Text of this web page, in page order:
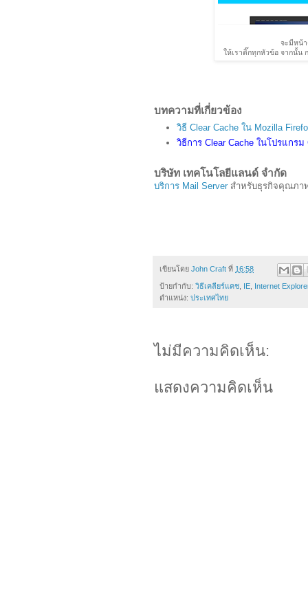
จะมีหน้า
ให้เราติ๊กทุกหัวข้อ จากนั้น
บทความที่เกี่ยวข้อง
วิธี Clear Cache ใน Mozilla
วิธีการ Clear Cache ในโปรแกรม
บริษัท เทคโนโลยีแลนด์ จำกัด
บริการ Mail Server สำหรับธุรกิจคุณภา
เขียนโดย John Craft ที่ 16:58
ป้ายกำกับ: วิธีเคลียร์แคช IE Internet
ตำแหน่ง: ประเทศไทย
ไม่มีความคิดเห็น:
แสดงความคิดเห็น